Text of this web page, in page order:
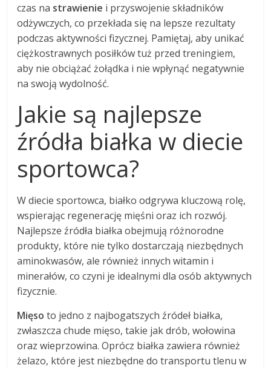
czas na strawienie i przyswojenie składników
odżywczych, co przekłada się na lepsze rezultaty
podczas aktywności fizycznej. Pamiętaj, aby unikać
ciężkostrawnych posiłków tuż przed treningiem,
aby nie obciążać żołądka i nie wpłynąć negatywnie
na swoją wydolność.
Jakie są najlepsze
źródła białka w diecie
sportowca?
W diecie sportowca, białko odgrywa kluczową rolę,
wspierając regenerację mięśni oraz ich rozwój.
Najlepsze źródła białka obejmują różnorodne
produkty, które nie tylko dostarczają niezbędnych
aminokwasów, ale również innych witamin i
minerałów, co czyni je idealnymi dla osób aktywnych
fizycznie.
Mięso to jedno z najbogatszych źródeł białka,
zwłaszcza chude mięso, takie jak drób, wołowina
oraz wieprzowina. Oprócz białka zawiera również
żelazo, które jest niezbędne do transportu tlenu w